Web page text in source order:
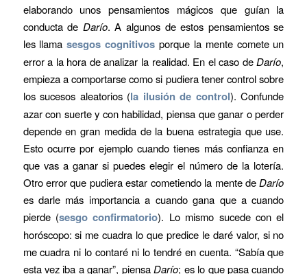
elaborando unos pensamientos mágicos que guían la
conducta de Darío. A algunos de estos pensamientos se
les llamasesgos cognitivos porque la mente comete un
error a la hora de analizar la realidad. En el caso deDarío,
empieza a comportarse como si pudiera tener control sobre
los sucesos aleatorios (la ilusión de control). Confunde
azar con suerte y con habilidad, piensa que ganar o perder
depende en gran medida de la buena estrategia que use.
Esto ocurre por ejemplo cuando tienes más confianza en
que vas a ganar si puedes elegir el número de la lotería.
Otro error que pudiera estar cometiendo la mente deDarío
es darle más importancia a cuando gana que a cuando
pierde (sesgo confirmatorio). Lo mismo sucede con el
horóscopo: si me cuadra lo que predice le daré valor, si no
me cuadra ni lo contaré ni lo tendré en cuenta. “Sabía que
esta vez iba a ganar”, piensaDarío; es lo que pasa cuando